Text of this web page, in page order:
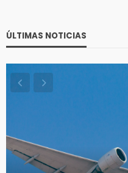
ÚLTIMAS NOTICIAS